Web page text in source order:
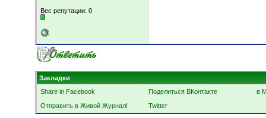
Вес репутации: 0
Закладки
Share in Facebook
Поделиться ВКонтакте
в
Отправить в Живой Журнал!
Twitter